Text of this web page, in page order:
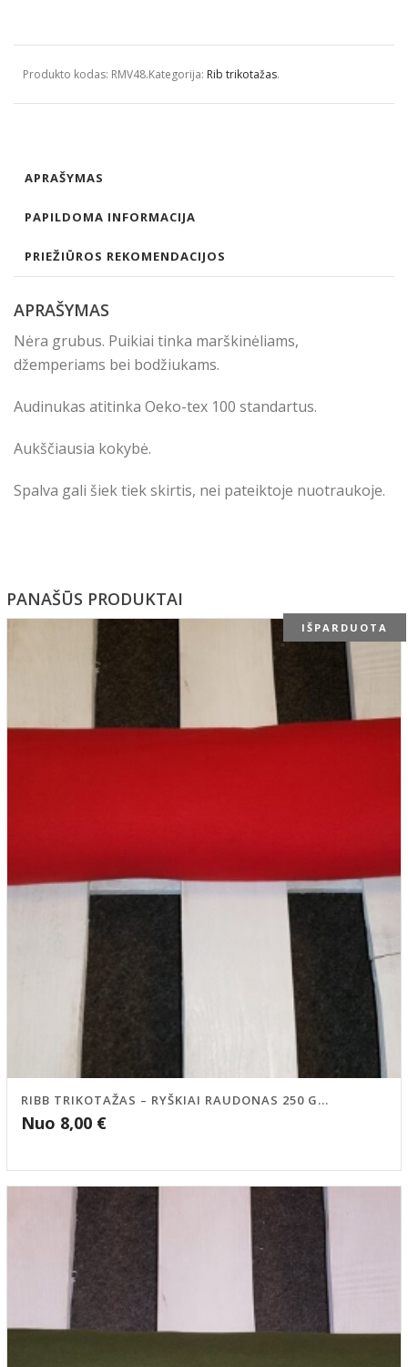
Produkto kodas: RMV48.Kategorija: Rib trikotažas.
APRAŠYMAS
PAPILDOMA INFORMACIJA
PRIEŽIŪROS REKOMENDACIJOS
APRAŠYMAS
Nėra grubus. Puikiai tinka marškinėliams,
džemperiams bei bodžiukams.
Audinukas atitinka Oeko-tex 100 standartus.
Aukščiausia kokybė.
Spalva gali šiek tiek skirtis, nei pateiktoje nuotraukoje.
PANAŠŪS PRODUKTAI
IŠPARDUOTA
RIBB TRIKOTAŽAS – RYŠKIAI RAUDONAS 250 G...
Nuo 8,00 €